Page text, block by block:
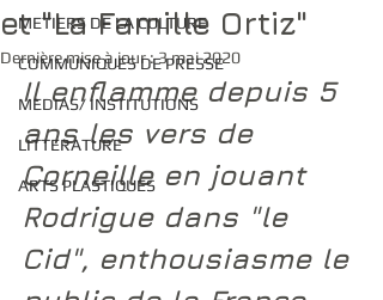
METIERS DE LA CULTURE
COMMUNIQUES DE PRESSE
MEDIAS/ INSTITUTIONS
LITTERATURE
ARTS PLASTIQUES
et "La Famille Ortiz"
Dernière mise à jour :3 mai 2020
Il enflamme depuis 5
ans les vers de
Corneille en jouant
Rodrigue dans "le
Cid", enthousiasme le